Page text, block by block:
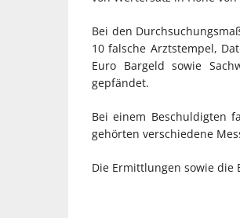
Bei den
10 falsche Arztstempel,
Euro Bargeld sowie
gepfändet.
Bei einem Beschuldigten
gehörten verschiedene
Die Ermittlungen sowie die